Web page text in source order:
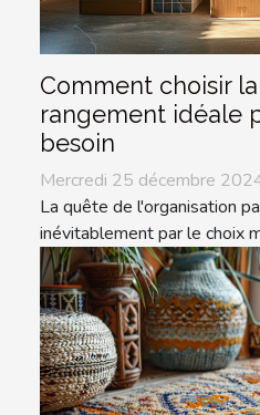
Comment choisir
rangement idéale
besoin
Mercredi 25 décembre
La quête de l'organisation
inévitablement par le choix